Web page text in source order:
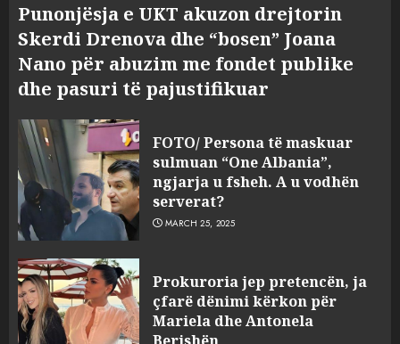
Punonjësja e UKT akuzon drejtorin
Skerdi Drenova dhe “bosen” Joana
Nano për abuzim me fondet publike
dhe pasuri të pajustifikuar
FOTO/ Persona të maskuar
sulmuan “One Albania”,
ngjarja u fsheh. A u vodhën
serverat?
MARCH 25, 2025
Prokuroria jep pretencën, ja
çfarë dënimi kërkon për
Mariela dhe Antonela